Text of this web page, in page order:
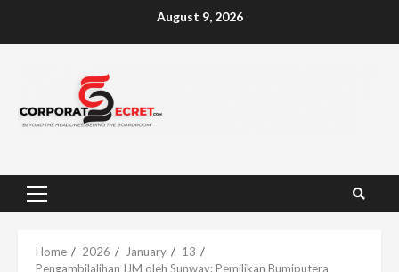
August 9, 2026
Primary
Home 2026 January
13
Pengambilalihan IJM oleh Sunway: Pemilikan Bumiputera